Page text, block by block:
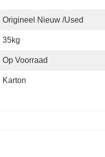
Origineel Nieuw /used
35kg
Op Voorraad
Karton